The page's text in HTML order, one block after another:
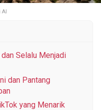
All Right Reserved
Selalu Menjadi
dan Pantang
yang Menarik